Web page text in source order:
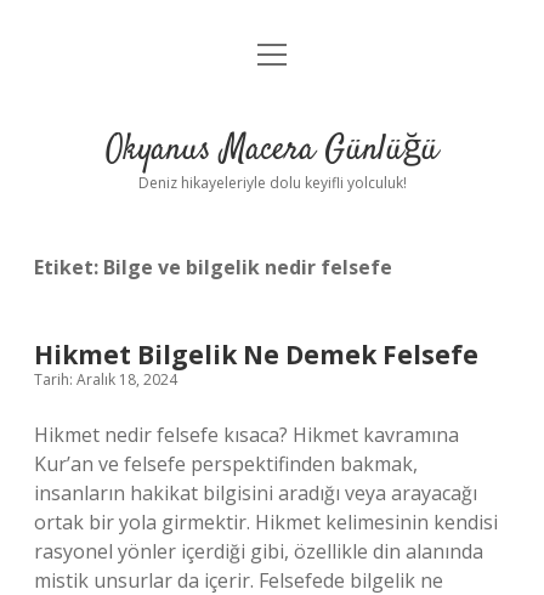
Anasayfa
Yasal Uyarı
menüyü
Okyanus Macera Günlüğü
Deniz hikayeleriyle dolu keyifli yolculuk!
Etiket: Bilge ve bilgelik nedir felsefe
Hikmet Bilgelik Ne Demek Felsefe
Tarih: Aralık 18, 2024
Hikmet nedir felsefe kısaca? Hikmet kavramına
Kur’an ve felsefe perspektifinden bakmak,
insanların hakikat bilgisini aradığı veya arayacağı
ortak bir yola girmektir. Hikmet kelimesinin kendisi
rasyonel yönler içerdiği gibi, özellikle din alanında
mistik unsurlar da içerir. Felsefede bilgelik ne